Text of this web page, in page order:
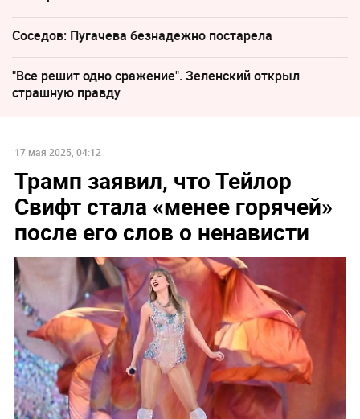
Соседов: Пугачева безнадежно постарела
"Все решит одно сражение". Зеленский открыл
страшную правду
17 мая 2025, 04:12
Трамп заявил, что Тейлор
Свифт стала «менее горячей»
после его слов о ненависти